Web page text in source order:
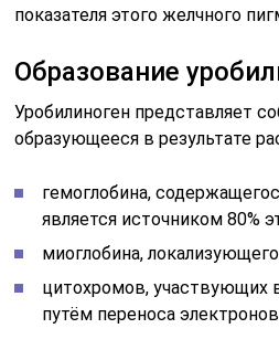
показателя этого желчного
Образование
Уробилиноген представляет
образующееся в результате
гемоглобина,
является источником 80%
миоглобина,
цитохромов, участвующих
путём переноса